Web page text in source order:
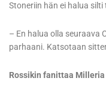
Stoneriin hän ei halua silti
– En halua olla seuraava
parhaani. Katsotaan
Rossikin fanittaa Milleria